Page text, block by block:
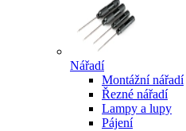
Nářadí
Montážní nářadí
Řezné nářadí
Lampy a lupy
Pájení